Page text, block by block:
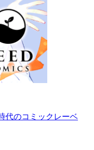
代のコミックレーベ